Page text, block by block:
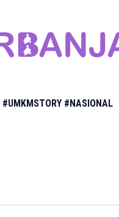
#UMKMSTORY #NASIONAL